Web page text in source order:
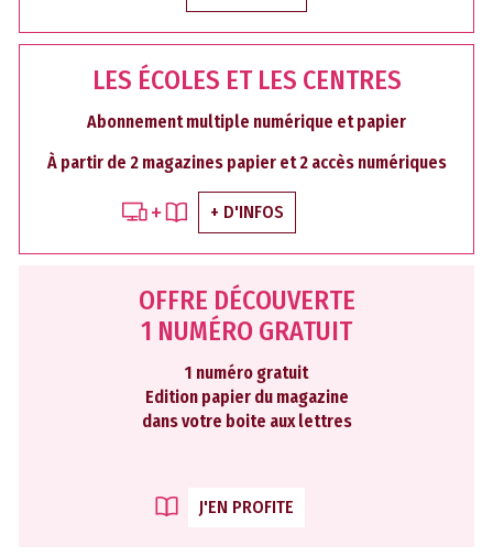
LES ÉCOLES ET LES CENTRES
Abonnement multiple numérique et papier
À partir de 2 magazines papier et 2 accès numériques
+ D'INFOS
OFFRE DÉCOUVERTE
1 NUMÉRO GRATUIT
1 numéro gratuit
Edition papier du magazine
dans votre boite aux lettres
J'EN PROFITE